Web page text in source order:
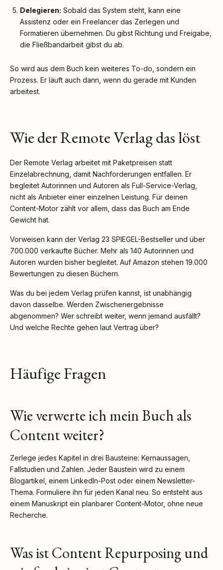
Delegieren: Sobald das System steht, kann eine
Assistenz oder ein Freelancer das Zerlegen und
Formatieren übernehmen. Du gibst Richtung und Freigabe,
die Fließbandarbeit gibst du ab.
So wird aus dem Buch kein weiteres To-do, sondern ein
Prozess. Er läuft auch dann, wenn du gerade mit Kunden
arbeitest.
Wie der Remote Verlag das löst
Der Remote Verlag arbeitet mit Paketpreisen statt
Einzelabrechnung, damit Nachforderungen entfallen. Er
begleitet Autorinnen und Autoren als Full-Service-Verlag,
nicht als Anbieter einer einzelnen Leistung. Für deinen
Content-Motor zählt vor allem, dass das Buch am Ende
Gewicht hat.
Vorweisen kann der Verlag 23 SPIEGEL-Bestseller und über
700.000 verkaufte Bücher. Mehr als 140 Autorinnen und
Autoren wurden bisher begleitet. Auf Amazon stehen 19.000
Bewertungen zu diesen Büchern.
Was du bei jedem Verlag prüfen kannst, ist unabhängig
davon dasselbe. Werden Zwischenergebnisse
abgenommen? Wer schreibt weiter, wenn jemand ausfällt?
Und welche Rechte gehen laut Vertrag über?
Häufige Fragen
Wie verwerte ich mein Buch als
Content weiter?
Zerlege jedes Kapitel in drei Bausteine: Kernaussagen,
Fallstudien und Zahlen. Jeder Baustein wird zu einem
Blogartikel, einem LinkedIn-Post oder einem Newsletter-
Thema. Formuliere ihn für jeden Kanal neu. So entsteht aus
einem Manuskript ein planbarer Content-Motor, ohne neue
Recherche.
Was ist Content Repurposing und